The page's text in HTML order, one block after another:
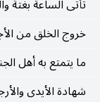
تأتى الساعة بغتة
خروج الخلق من
ما يتمتع به أهل
شهادة الأيدى
الرغبة فيها
صفات للدنيا